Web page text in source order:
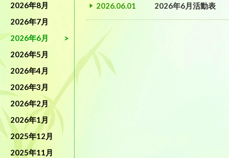
2026年8月
2026年7月
2026年6月
2026年5月
2026年4月
2026年3月
2026年2月
2026年1月
2025年12月
2025年11月
2026.06.01 2026年6月活動表